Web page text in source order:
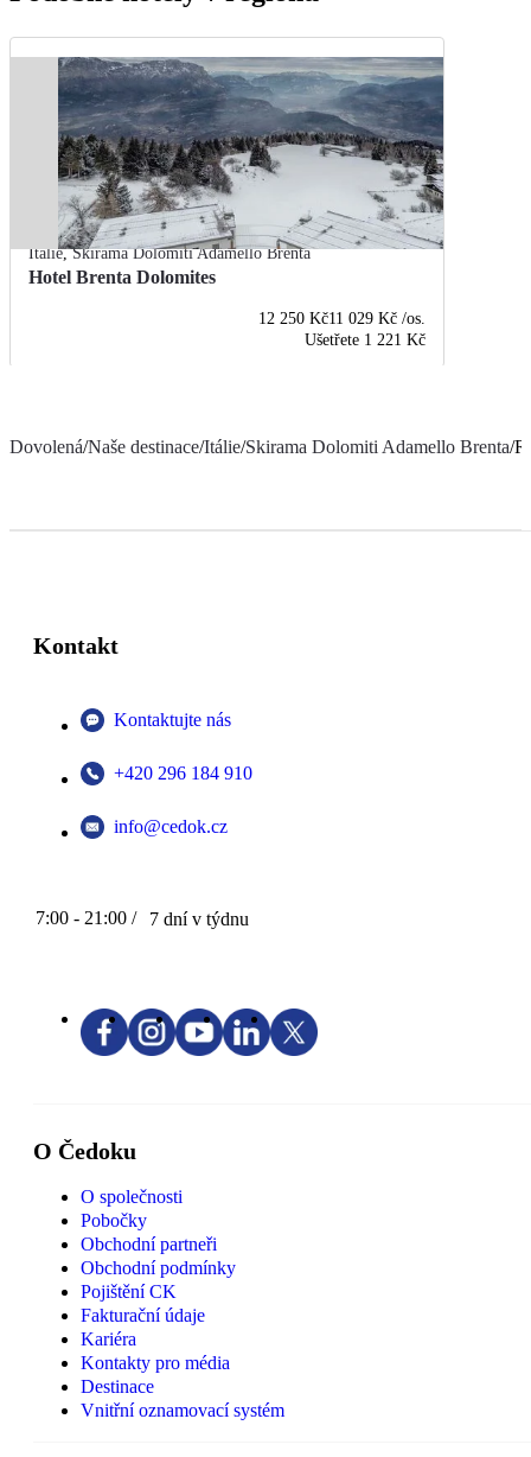
Itálie,Skirama Dolomiti Adamello Brenta
Hotel Brenta Dolomites
12 250 Kč11 029 Kč /os.
Ušetřete 1 221 Kč
Dovolená/Naše destinace/Itálie/Skirama Dolomiti Adamello Brenta/
Kontakt
Kontaktujte nás
+420 296 184 910
info@cedok.cz
7:00 - 21:00 / 7 dní v týdnu
O Čedoku
O společnosti
Pobočky
Obchodní partneři
Obchodní podmínky
Pojištění CK
Fakturační údaje
Kariéra
Kontakty pro média
Destinace
Vnitřní oznamovací systém